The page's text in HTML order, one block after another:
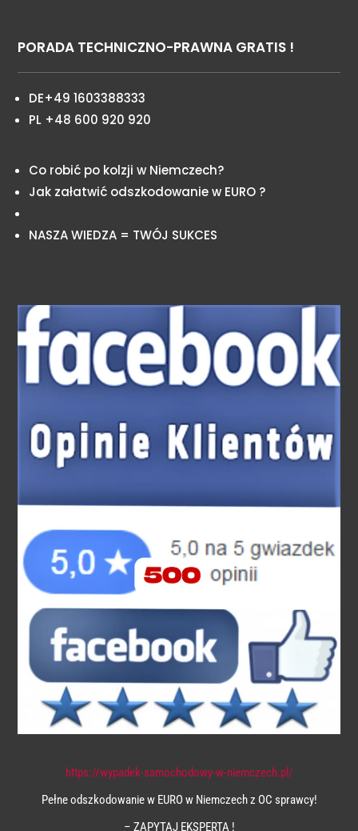
PORADA TECHNICZNO-PRAWNA GRATIS !
DE+49 1603388333
PL +48 600 920 920
Co robić po kolzji w Niemczech?
Jak załatwić odszkodowanie w EURO ?
NASZA WIEDZA = TWÓJ SUKCES
https://wypadek-samochodowy-w-niemczech.pl/
Pełne odszkodowanie w EURO w Niemczech z OC sprawcy!
– ZAPYTAJ EKSPERTA !